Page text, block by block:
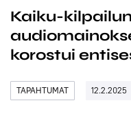
Kaiku-
korostui
TAPAHTUMAT 12.2.2025